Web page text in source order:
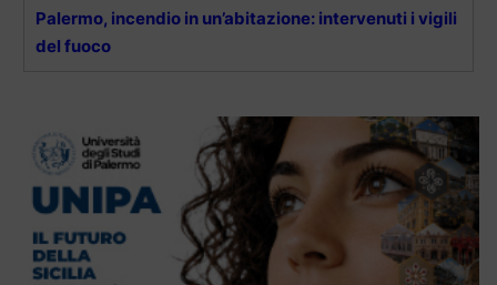
Palermo, incendio in un’abitazione: intervenuti i vigili
del fuoco